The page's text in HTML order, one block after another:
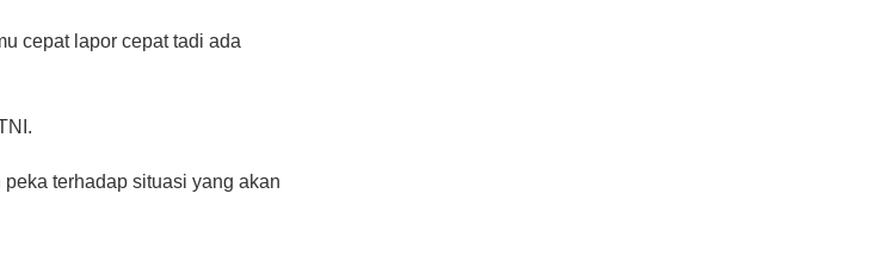
cepat lapor cepat tadi ada
terhadap situasi yang akan